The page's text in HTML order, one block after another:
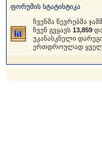
ფორუმის სტატისტიკა
ჩვენმა წევრებმა
ჩვენ გვყავს 13,859
უკანასკნელი
ერთდროულად